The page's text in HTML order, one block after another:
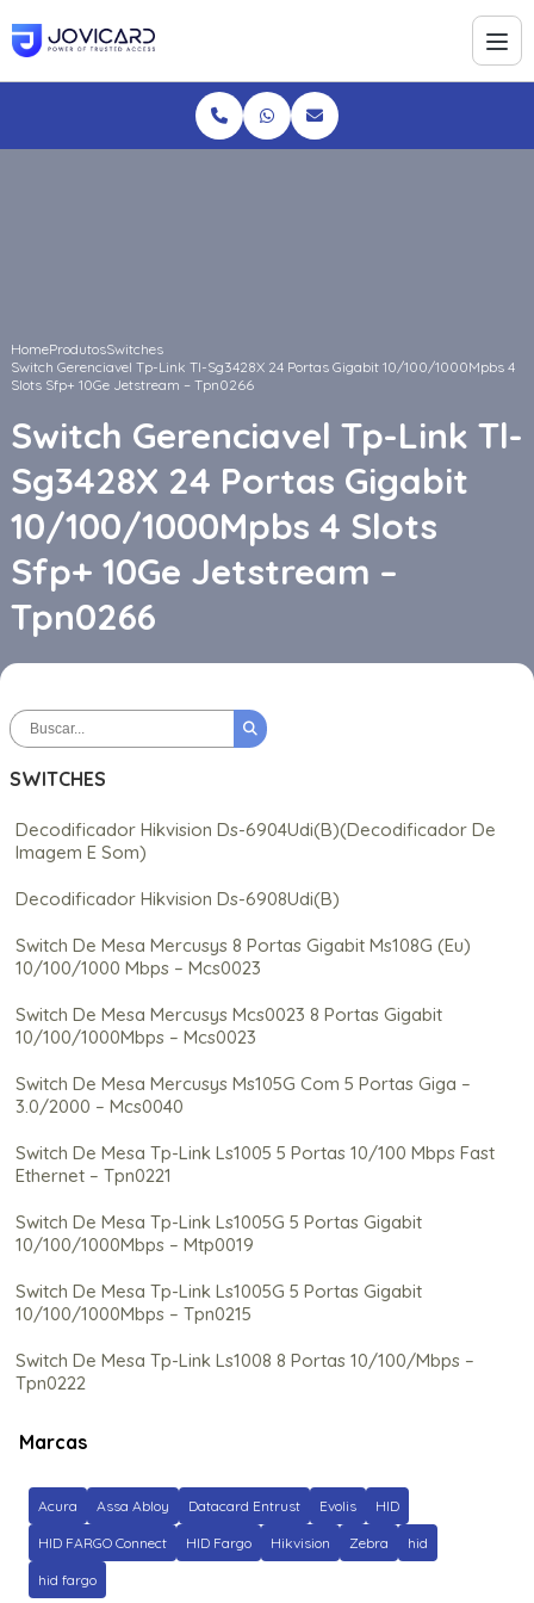
HomeProdutosSwitches
Switch Gerenciavel Tp-Link Tl-Sg3428X 24 Portas Gigabit 10/100/1000Mpbs 4
Slots Sfp+ 10Ge Jetstream – Tpn0266
Switch Gerenciavel Tp-Link Tl-
Sg3428X 24 Portas Gigabit
10/100/1000Mpbs 4 Slots
Sfp+ 10Ge Jetstream –
Tpn0266
SWITCHES
Decodificador Hikvision Ds-6904Udi(B)(Decodificador De
Imagem E Som)
Decodificador Hikvision Ds-6908Udi(B)
Switch De Mesa Mercusys 8 Portas Gigabit Ms108G (Eu)
10/100/1000 Mbps – Mcs0023
Switch De Mesa Mercusys Mcs0023 8 Portas Gigabit
10/100/1000Mbps – Mcs0023
Switch De Mesa Mercusys Ms105G Com 5 Portas Giga –
3.0/2000 – Mcs0040
Switch De Mesa Tp-Link Ls1005 5 Portas 10/100 Mbps Fast
Ethernet – Tpn0221
Switch De Mesa Tp-Link Ls1005G 5 Portas Gigabit
10/100/1000Mbps – Mtp0019
Switch De Mesa Tp-Link Ls1005G 5 Portas Gigabit
10/100/1000Mbps – Tpn0215
Switch De Mesa Tp-Link Ls1008 8 Portas 10/100/Mbps –
Tpn0222
Switch De Mesa Tp-Link Ls1008G 8 Portas Gigabit
10/100/1000Mbps – Mtp0021
Switch De Mesa Tp-Link Ls1008G 8 Portas Gigabit
10/100/1000Mbps – Tpn0216
Switch De Mesa Tp-Link Tl-Sf1005Lp 5 Portas Gigabit
10/100Mbps 3 Portas Poe Fast Ethernet – Tpn0249
Marcas
Acura Assa Abloy Datacard Entrust Evolis HID
HID FARGO Connect HID Fargo Hikvision Zebra hid
hid fargo